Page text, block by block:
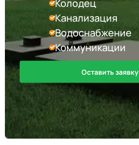
Колодец
Канализация
Водоснабжение
Коммуникации
Оставить заявку